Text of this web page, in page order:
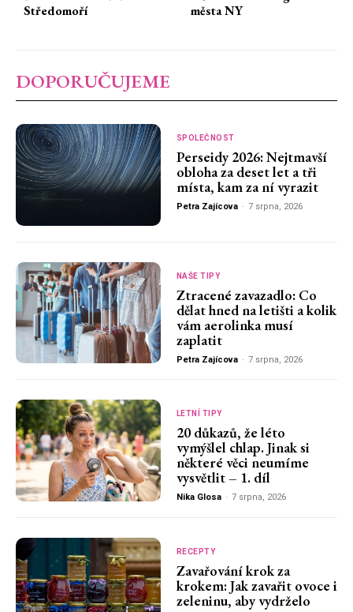
Středomoří
města NY
DOPORUČUJEME
SPOLEČNOST
Perseidy 2026: Nejtmavší
obloha za deset let a tři
místa, kam za ní vyrazit
Petra Zajícova - 7 srpna, 2026
NAŠE TIPY
Ztracené zavazadlo: Co
dělat hned na letišti a kolik
vám aerolinka musí
zaplatit
Petra Zajícova - 7 srpna, 2026
LETNÍ TIPY
20 důkazů, že léto
vymýšlel chlap. Jinak si
některé věci neumíme
vysvětlit – 1. díl
Nika Glosa - 7 srpna, 2026
RECEPTY
Zavařování krok za
krokem: Jak zavařit ovoce i
zeleninu, aby vydrželo